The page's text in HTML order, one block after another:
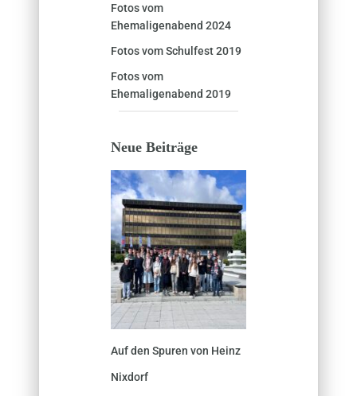
Fotos vom
Ehemaligenabend 2024
Fotos vom Schulfest 2019
Fotos vom
Ehemaligenabend 2019
Neue Beiträge
Auf den Spuren von Heinz
Nixdorf